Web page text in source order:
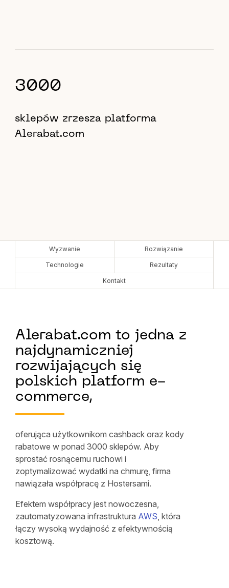
3000
sklepów zrzesza platforma
Alerabat.com
Wyzwanie Rozwiązanie
Technologie Rezultaty
Kontakt
Alerabat.com to jedna z
najdynamiczniej
rozwijających się
polskich platform e-
commerce,
oferująca użytkownikom cashback oraz kody
rabatowe w ponad 3000 sklepów. Aby
sprostać rosnącemu ruchowi i
zoptymalizować wydatki na chmurę, firma
nawiązała współpracę z Hostersami.
Efektem współpracy jest nowoczesna,
zautomatyzowana infrastruktura AWS, która
łączy wysoką wydajność z efektywnością
kosztową.